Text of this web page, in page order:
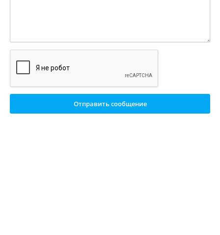
Отправить сообщение